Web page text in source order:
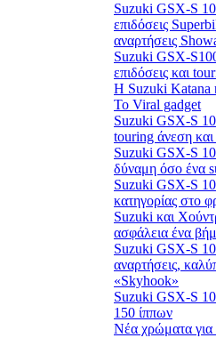
Suzuki GSX-S
επιδόσεις
αναρτήσεις
Suzuki GSX-
επιδόσεις και
Η Suzuki Katana
Το Viral gadget
Suzuki GSX-S
touring άνεση
Suzuki GSX-S
δύναμη όσο ένα
Suzuki GSX-S
κατηγορίας στο
Suzuki και
ασφάλεια ένα
Suzuki GSX-S
αναρτήσεις,
«Skyhook»
Suzuki GSX-S
150 ίππων
Νέα χρώματα